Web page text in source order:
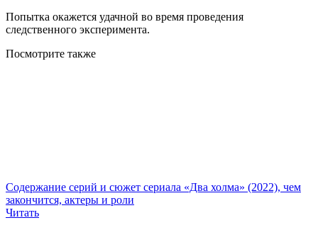
Попытка окажется удачной во время проведения
следственного эксперимента.
Посмотрите также
Содержание серий и сюжет сериала «Два холма» (2022), чем
закончится, актеры и роли
Читать